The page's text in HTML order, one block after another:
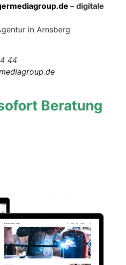
– digitale
in Arnsberg
44
Beratung